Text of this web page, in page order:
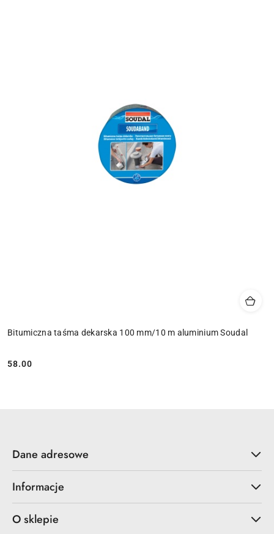
Bitumiczna taśma dekarska 100 mm/10 m aluminium Soudal
Cena:
58.00
Dane adresowe
Informacje
O sklepie